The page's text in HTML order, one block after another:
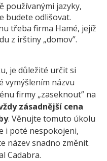
používanými jazyky,
budete odlišovat.
třeba firma Hamé, jejíž
z irštiny „domov”.
je důležité určit si
vymýšlením názvu
firmy „zaseknout” na
zásadnější cena
. Věnujte tomuto úkolu
i poté nespokojeni,
název snadno změnit.
Cadabra.